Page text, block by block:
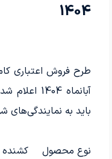
1404
طرح فروش اعتباری
آبانماه
باید به نمایندگی‌های
نوع محصول